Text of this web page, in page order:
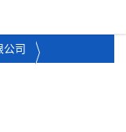
公司